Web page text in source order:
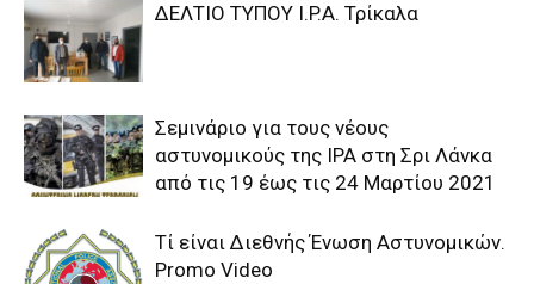
ΔΕΛΤΙΟ ΤΥΠΟΥ I.P.A. Τρίκαλα
Σεμινάριο για τους νέους
αστυνομικούς της IPA στη Σρι Λάνκα
από τις 19 έως τις 24 Μαρτίου 2021
Τί είναι Διεθνής Ένωση Αστυνομικών.
Promo Video